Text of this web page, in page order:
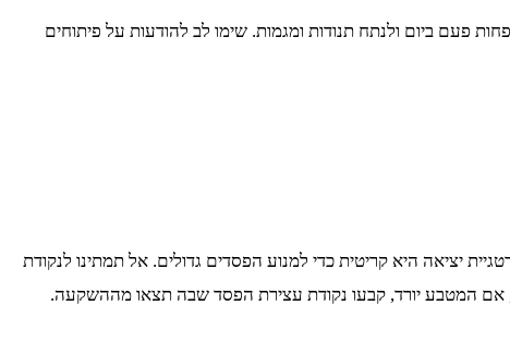
פעם ביום ולנתח תנודות ומגמות. שימו לב להודעות על פיתוחים
יציאה היא קריטית כדי למנוע הפסדים גדולים. אל תמתינו לנקודת
אם המטבע יורד, קבעו נקודת עצירת הפסד שבה תצאו מההשקעה.